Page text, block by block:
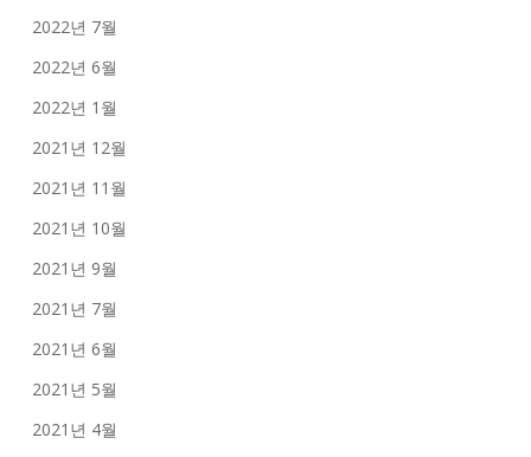
2022년 7월
2022년 6월
2022년 1월
2021년 12월
2021년 11월
2021년 10월
2021년 9월
2021년 7월
2021년 6월
2021년 5월
2021년 4월